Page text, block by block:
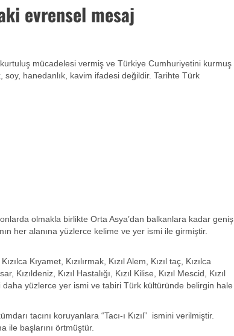
evrensel mesaj
mücadelesi vermiş ve Türkiye Cumhuriyetini kurmuş
soy, hanedanlık, kavim ifadesi değildir. Tarihte Türk
olmakla birlikte Orta Asya’dan balkanlara kadar geniş
her alanına yüzlerce kelime ve yer ismi ile girmiştir.
Kıyamet, Kızılırmak, Kızıl Alem, Kızıl taç, Kızılca
Kızıldeniz, Kızıl Hastalığı, Kızıl Kilise, Kızıl Mescid, Kızıl
daha yüzlerce yer ismi ve tabiri Türk kültüründe belirgin hale
tacını koruyanlara “Tacı-ı Kızıl” ismini verilmiştir.
ile başlarını örtmüştür.